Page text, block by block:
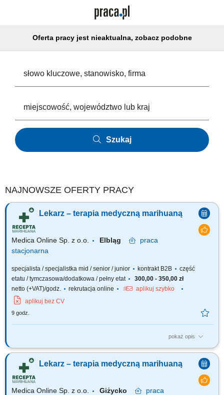
Oferta pracy jest nieaktualna, zobacz podobne
Szukaj
NAJNOWSZE OFERTY PRACY
Lekarz – terapia medyczną marihuaną
Medica Online Sp. z o.o. Elbląg
praca
stacjonarna
specjalista / specjalistka mid / senior / junior kontrakt B2B
część
etatu / tymczasowa/dodatkowa / pełny etat
300,00 - 350,00 zł
netto (+VAT)/godz.
rekrutacja online
aplikuj szybko
aplikuj bez CV
9 godz.
pokaż opis
Zapraszamy do współpracy z naszą firmą specjalizującą się w medycznej
marihuanie, działającej stacjonarnie. Poszukujemy doświadczonych
lekarzy i lekarek różnych specjalizacji, którzy są otwarci na rozwój oraz
poszerzanie wiedzy, aby dołączyć do naszego zespołu jako tzn. Lekarz...
Lekarz – terapia medyczną marihuaną
Medica Online Sp. z o.o. Giżycko
praca